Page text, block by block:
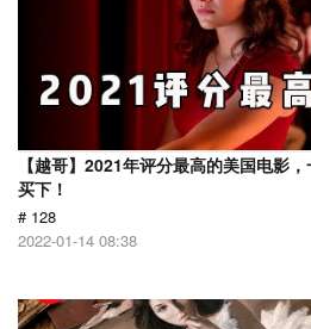
【越哥】2021年评分最高的美国电影
买下！
# 128
2022-01-14 08:38